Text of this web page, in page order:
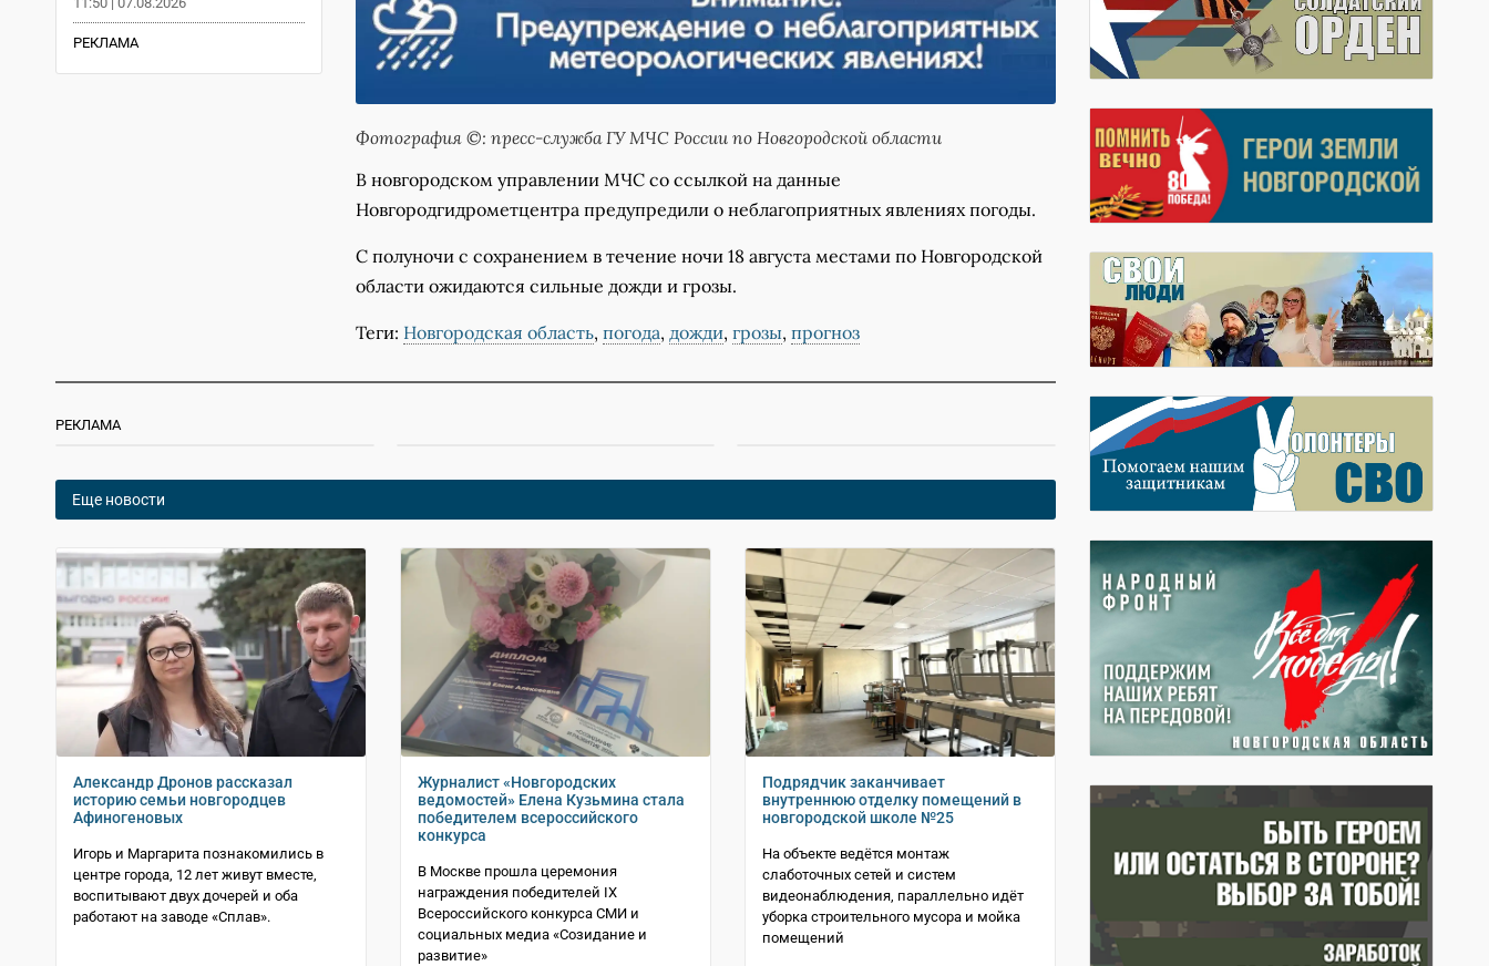
РЕКЛАМА
Фотография ©: пресс-служба ГУ МЧС России по Новгородской области
В новгородском управлении МЧС со ссылкой на данные
Новгородгидрометцентра предупредили о неблагоприятных явлениях погоды.
С полуночи с сохранением в течение ночи 18 августа местами по Новгородской
области ожидаются сильные дожди и грозы.
Теги: Новгородская область, погода, дожди, грозы, прогноз
РЕКЛАМА
Еще новости
Александр Дронов рассказал
историю семьи новгородцев
Афиногеновых
Игорь и Маргарита познакомились в
центре города, 12 лет живут вместе,
воспитывают двух дочерей и оба
работают на заводе «Сплав».
Журналист «Новгородских
ведомостей» Елена Кузьмина стала
победителем всероссийского
конкурса
В Москве прошла церемония
награждения победителей IX
Всероссийского конкурса СМИ и
социальных медиа «Созидание и
развитие»
Подрядчик заканчивает
внутреннюю отделку помещений в
новгородской школе №25
На объекте ведётся монтаж
слаботочных сетей и систем
видеонаблюдения, параллельно идёт
уборка строительного мусора и мойка
помещений